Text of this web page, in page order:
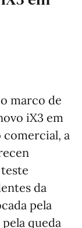
marco de
iX3 em
comercial, a
da
pela
queda